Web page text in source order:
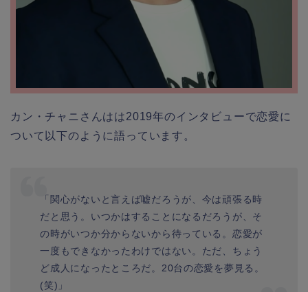
カン・チャニさんはは2019年のインタビューで恋愛に
ついて以下のように語っています。
「関心がないと言えば嘘だろうが、今は頑張る時
だと思う。いつかはすることになるだろうが、そ
の時がいつか分からないから待っている。恋愛が
一度もできなかったわけではない。ただ、ちょう
ど成人になったところだ。20台の恋愛を夢見る。
(笑)」